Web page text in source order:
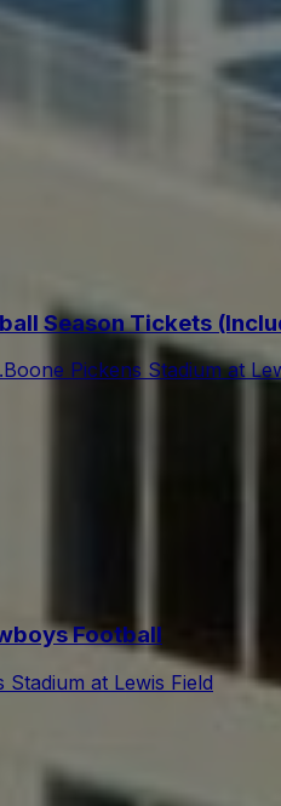
Season Tickets
Boone Pickens Stadium at
Football
Stadium at Lewis Field